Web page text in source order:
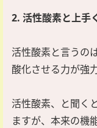
2. 活性酸素と上手
活性酸素と言うの
酸化させる力が強
活性酸素、と聞く
ますが、本来の機